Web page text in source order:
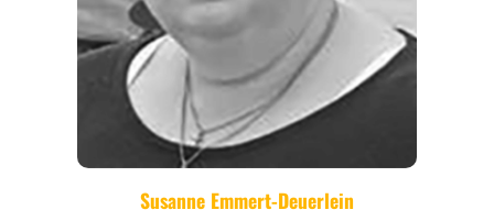
ORTE
EVENTS
REISEFÜHRER